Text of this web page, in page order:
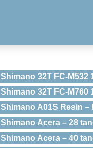
Shimano 32T FC-M532
Shimano 32T FC-M760
Shimano A01S Resin
Shimano Acera – 28
Shimano Acera – 40